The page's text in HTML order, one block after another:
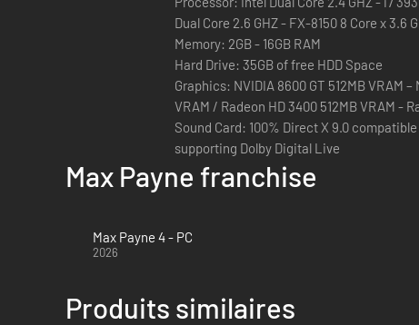
intense et profonde.
Cette édition intégrale de Max Payne 3 inclut le jeu original
douloureux, Pack Prise d'otages, Pack Justice locale, Pack
Dual Core 2.6 GHZ - FX-8150 8 Core x 3.6
Memory: 2GB - 16GB RAM
Hard Drive: 35GB of free HDD Space
Graphics: NVIDIA 8600 GT 512MB VRAM –
VRAM / Radeon HD 3400 512MB VRAM -
Sound Card: 100% Direct X 9.0
supporting Dolby Digital Live
Max Payne franchise
Max Payne 4 - PC
2026
Produits similaires